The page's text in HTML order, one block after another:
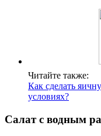
Читайте также:
Как сделать
условиях?
Салат с водным